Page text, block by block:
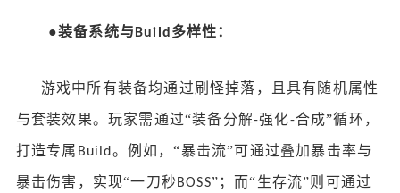
●装备系统与Build多样性：
游戏中所有装备均通过刷怪掉落，且具有随机属性
与套装效果。玩家需通过“装备分解-强化-合成”循环，
打造专属 Build 。例如，“暴击流”可通过叠加暴击率与
暴击伤害，实现“一刀秒 BOSS”；而“生存流”则可通过